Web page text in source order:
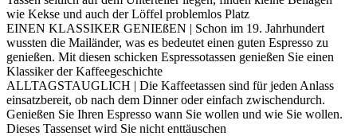
wie Kekse und auch der Löffel problemlos Platz
EINEN KLASSIKER GENIEßEN | Schon im 19. Jahrhundert
wussten die Mailänder, was es bedeutet einen guten Espresso zu
genießen. Mit diesen schicken Espressotassen genießen Sie einen
Klassiker der Kaffeegeschichte
ALLTAGSTAUGLICH | Die Kaffeetassen sind für jeden Anlass
einsatzbereit, ob nach dem Dinner oder einfach zwischendurch.
Genießen Sie Ihren Espresso wann Sie wollen und wie Sie wollen.
Dieses Tassenset wird Sie nicht enttäuschen